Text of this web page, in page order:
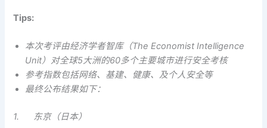
Tips:
本次考评由经济学者智库（The Economist Intelligence
Unit）对全球5大洲的60多个主要城市进行安全考核
参考指数包括网络、基建、健康、及个人安全等
最终公布结果如下：
1. 东京（日本）